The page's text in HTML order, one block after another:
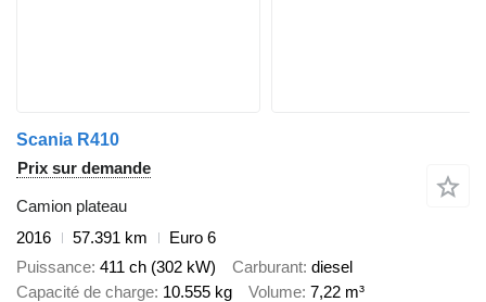
Scania R410
Prix sur demande
Camion plateau
2016
57.391 km
Euro 6
Puissance 411 ch (302 kW) Carburant diesel
Capacité de charge 10.555 kg Volume 7,22 m³